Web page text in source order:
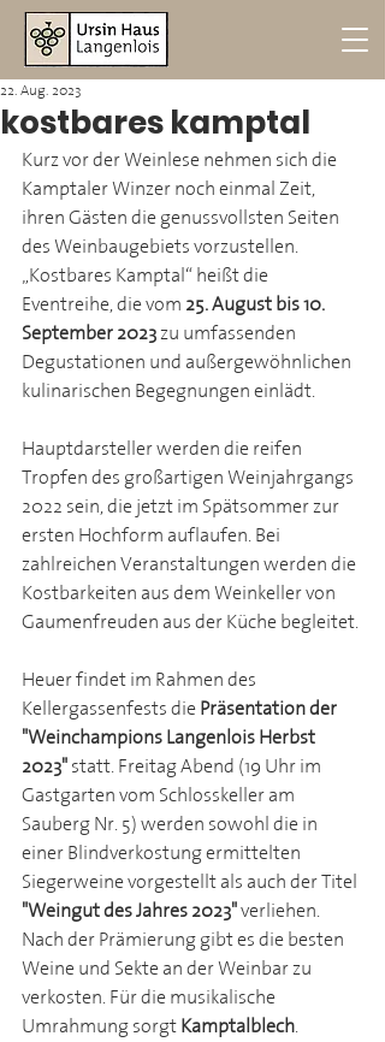
kostbares kamptal
22. Aug. 2023
Kurz vor der Weinlese nehmen sich die
Kamptaler Winzer noch einmal Zeit,
ihren Gästen die genussvollsten Seiten
des Weinbaugebiets vorzustellen.
„Kostbares Kamptal“ heißt die
Eventreihe, die vom 25. August bis 10.
September 2023 zu umfassenden
Degustationen und außergewöhnlichen
kulinarischen Begegnungen einlädt.
Hauptdarsteller werden die reifen
Tropfen des großartigen Weinjahrgangs
2022 sein, die jetzt im Spätsommer zur
ersten Hochform auflaufen. Bei
zahlreichen Veranstaltungen werden die
Kostbarkeiten aus dem Weinkeller von
Gaumenfreuden aus der Küche begleitet.
Heuer findet im Rahmen des
Kellergassenfests die Präsentation der
"Weinchampions Langenlois Herbst
2023" statt. Freitag Abend (19 Uhr im
Gastgarten vom Schlosskeller am
Sauberg Nr. 5) werden sowohl die in
einer Blindverkostung ermittelten
Siegerweine vorgestellt als auch der Titel
"Weingut des Jahres 2023" verliehen.
Nach der Prämierung gibt es die besten
Weine und Sekte an der Weinbar zu
verkosten. Für die musikalische
Umrahmung sorgt Kamptalblech.